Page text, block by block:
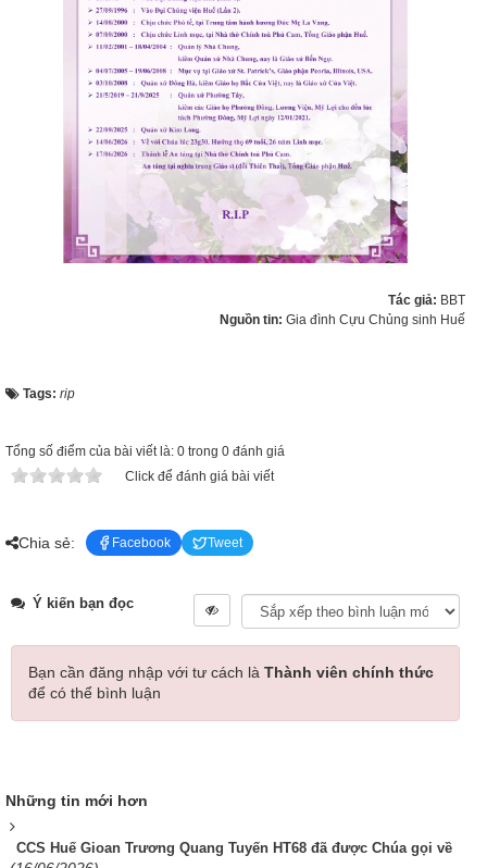
Tác giả: BBT
Nguồn tin: Gia đình Cựu Chủng sinh Huế
Tags: rip
Tổng số điểm của bài viết là: 0 trong 0 đánh giá
Click để đánh giá bài viết
Chia sẻ: Facebook Tweet
Ý kiến bạn đọc
Bạn cần đăng nhập với tư cách là Thành viên chính thức
để có thể bình luận
Những tin mới hơn
CCS Huế Gioan Trương Quang Tuyến HT68 đã được Chúa gọi về